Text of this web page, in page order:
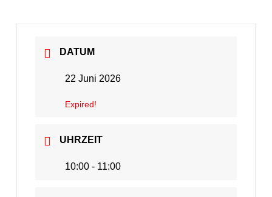
DATUM
22 Juni 2026
Expired!
UHRZEIT
10:00 - 11:00